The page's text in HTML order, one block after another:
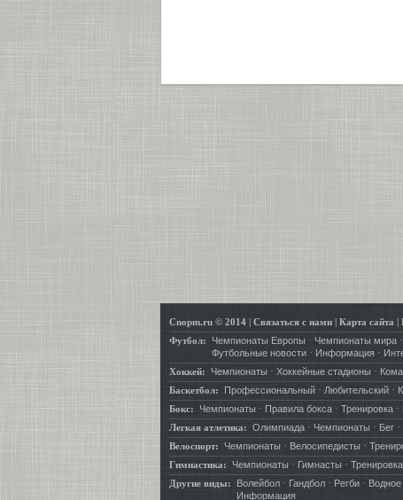
Cnopm.ru © 2014| Связаться с нами| Карта сайта |
Футбол:
Чемпионаты Европы · Чемпионаты мира·
Футбольные новости· Информация·
Хоккей:
Чемпионаты· Хоккейные стадионы ·
Баскетбол:
Профессиональный· Любительский·
Бокс:
Чемпионаты · Правила бокса· Тренировка·
Легкая атлетика: Олимпиада· Чемпионаты · Бег·
Велоспорт:
Чемпионаты · Велосипедисты ·
Гимнастика:
Чемпионаты · Гимнасты · Тренировка
Другие виды:
Волейбол· Гандбол· Регби· Водное
Информация